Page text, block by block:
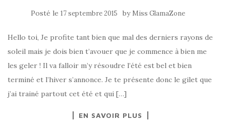
Posté le 17 septembre 2015 by Miss GlamaZone
Hello toi, Je profite tant bien que mal des derniers rayons de
soleil mais je dois bien t’avouer que je commence à bien me
les geler ! Il va falloir m’y résoudre l’été est bel et bien
terminé et l’hiver s’annonce. Je te présente donc le gilet que
j’ai trainé partout cet été et qui […]
EN SAVOIR PLUS